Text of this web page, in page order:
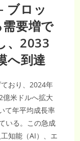
ブロッ
要増で
、2033
へ到達
おり、2024年
米ドルへ拡大
て年平均成長率
いる。この急成
知能（AI）、エ